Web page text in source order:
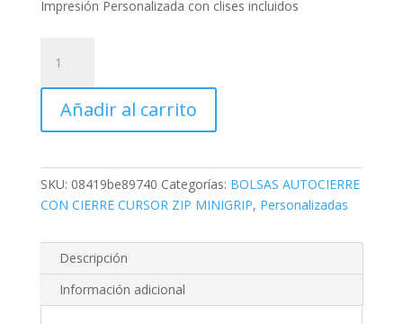
Impresión Personalizada con clises incluidos
con
Autocierre-
14x17
Unidades)
PERSONALIZADAS
cantidad
Añadir al carrito
SKU: 08419be89740 Categorías: BOLSAS AUTOCIERRE
CON CIERRE CURSOR ZIP MINIGRIP, Personalizadas
Descripción
Información adicional